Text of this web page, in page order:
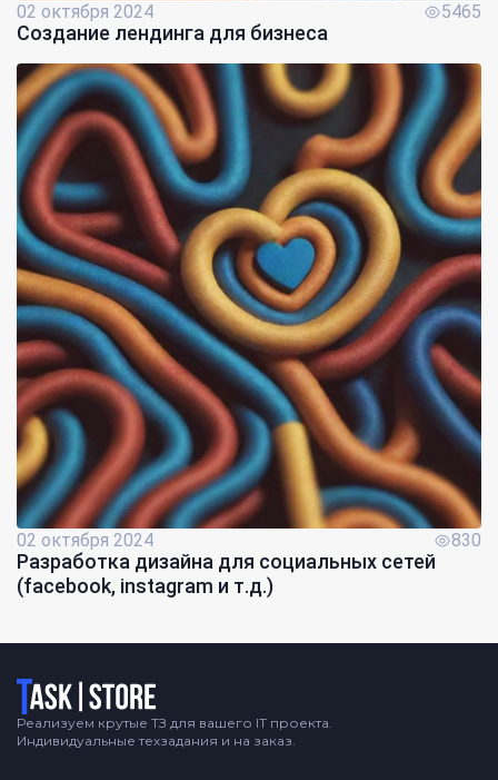
02 октября 2024 5465
Создание лендинга для бизнеса
02 октября 2024 830
Разработка дизайна для социальных сетей
(facebook, instagram и т.д.)
Логотип
Реализуем крутые ТЗ для вашего IT проекта.
Индивидуальные техзадания и на заказ.